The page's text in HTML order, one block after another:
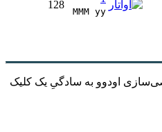
MMM yy
128
اودوو به سادگیِ یک کلیک